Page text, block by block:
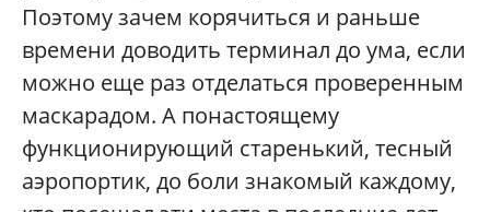
Поэтому зачем корячиться и раньше
времени доводить терминал до ума, если
можно еще раз отделаться проверенным
маскарадом. А понастоящему
функционирующий старенький, тесный
аэропортик, до боли знакомый каждому,